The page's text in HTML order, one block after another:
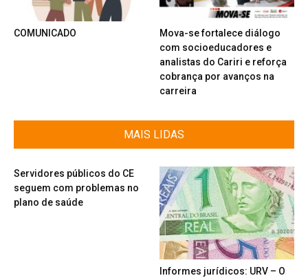
COMUNICADO
Mova-se fortalece diálogo
com socioeducadores e
analistas do Cariri e reforça
cobrança por avanços na
carreira
MAIS LIDAS
Servidores públicos do CE
seguem com problemas no
plano de saúde
Informes jurídicos: URV – O